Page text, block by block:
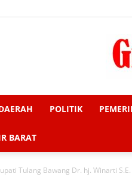
POLITIK
BARAT
Tulang Bawang Dr. hj. Winarti